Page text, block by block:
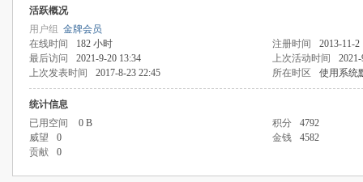
活跃概况
用户组 金牌会员
在线时间
182 小时 注册时间
2013-11-2
最后访问
2021-9-20 13:34 上次活动时间
上次发表时间
2017-8-23 22:45 所在时区 使用系统
统计信息
已用空间
0 B 积分
4792
威望
0 金钱
4582
贡献
0